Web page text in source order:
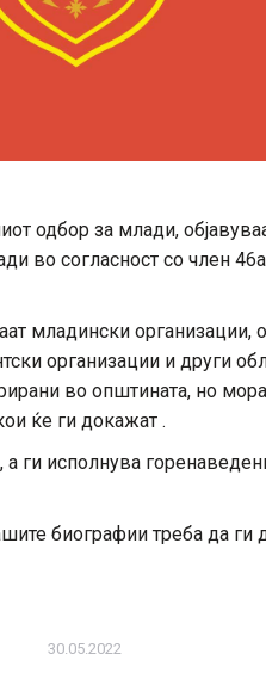
одбор за млади,
во согласност со член
младински организации,
организации и други
во општината, но
ќе ги докажат .
ги исполнува
биографии треба да ги
30.05.2022